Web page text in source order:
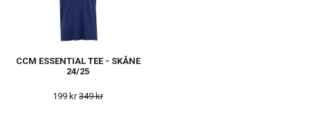
CCM ESSENTIAL TEE - SKÅNE
24/25
199 kr349 kr